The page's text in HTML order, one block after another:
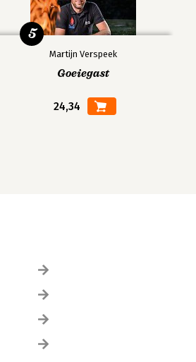
Martijn Verspeek
Goeiegast
24,34
5